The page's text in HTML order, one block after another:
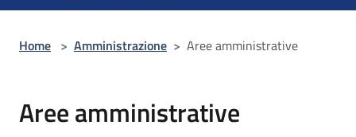
Home > Amministrazione > Aree amministrative
Aree amministrative